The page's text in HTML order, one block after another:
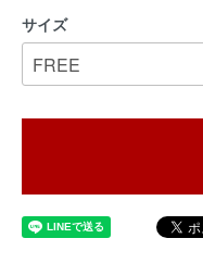
サイズ